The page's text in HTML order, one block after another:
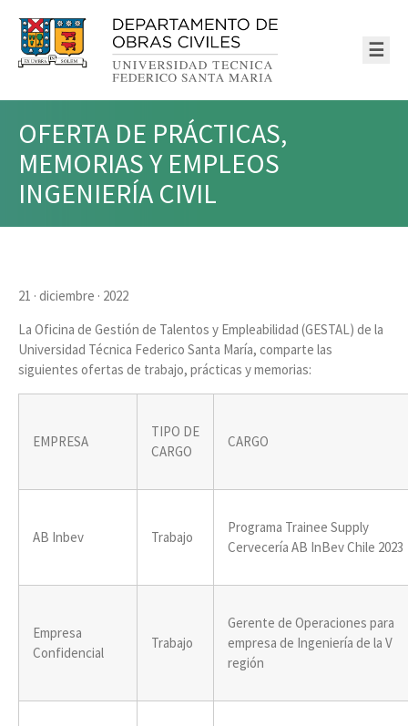
☰
OFERTA DE PRÁCTICAS,
MEMORIAS Y EMPLEOS
INGENIERÍA CIVIL
21 · diciembre · 2022
La Oficina de Gestión de Talentos y Empleabilidad (GESTAL) de la
Universidad Técnica Federico Santa María, comparte las
siguientes ofertas de trabajo, prácticas y memorias:
EMPRESA
TIPO DE
CARGO
CARGO
AB Inbev Trabajo
Programa Trainee Supply
Cervecería AB InBev Chile 2023
Empresa
Confidencial
Trabajo
Gerente de Operaciones para
empresa de Ingeniería de la V
región